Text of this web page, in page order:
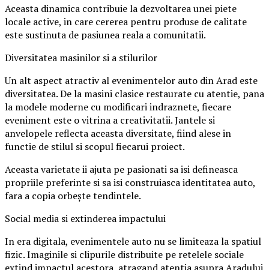
Aceasta dinamica contribuie la dezvoltarea unei piete
locale active, in care cererea pentru produse de calitate
este sustinuta de pasiunea reala a comunitatii.
Diversitatea masinilor si a stilurilor
Un alt aspect atractiv al evenimentelor auto din Arad este
diversitatea. De la masini clasice restaurate cu atentie, pana
la modele moderne cu modificari indraznete, fiecare
eveniment este o vitrina a creativitatii. Jantele si
anvelopele reflecta aceasta diversitate, fiind alese in
functie de stilul si scopul fiecarui proiect.
Aceasta varietate ii ajuta pe pasionati sa isi defineasca
propriile preferinte si sa isi construiasca identitatea auto,
fara a copia orbește tendintele.
Social media si extinderea impactului
In era digitala, evenimentele auto nu se limiteaza la spatiul
fizic. Imaginile si clipurile distribuite pe retelele sociale